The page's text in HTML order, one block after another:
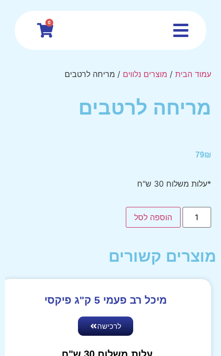
0
עמוד הבית/מוצרים נלווים/ מריחה לרטבים
מריחה לרטבים
79₪
*עלות משלוח 30 ש"ח
הוספה לסל
מוצרים קשורים
מיכל רב פעמי 5 ק"ג פיקסי
לרכישה